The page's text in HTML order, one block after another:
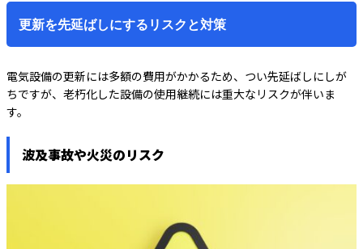
更新を先延ばしにするリスクと対策
電気設備の更新には多額の費用がかかるため、つい先延ばしにしが
ちですが、老朽化した設備の使用継続には重大なリスクが伴いま
す。
波及事故や火災のリスク